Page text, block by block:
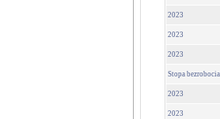
2023
2023
2023
Stopa bezrobocia
2023
2023